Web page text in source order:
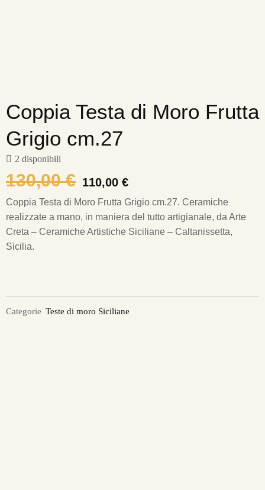
Coppia Testa di Moro Frutta
Grigio cm.27
2 disponibili
130,00€ 110,00 €
Coppia Testa di Moro Frutta Grigio cm.27. Ceramiche
realizzate a mano, in maniera del tutto artigianale, da Arte
Creta – Ceramiche Artistiche Siciliane – Caltanissetta,
Sicilia.
Categorie Teste di moro Siciliane